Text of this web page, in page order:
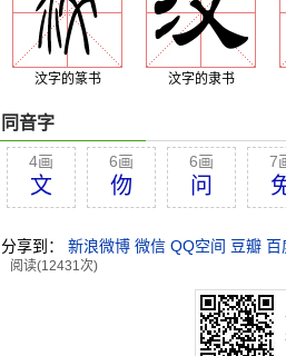
汶字的篆书 汶字的隶书
同音字
4画
文
6画
伆
6画
问
7
分享到： 新浪微博 微信 QQ空间 豆瓣 百
阅读(12431次)